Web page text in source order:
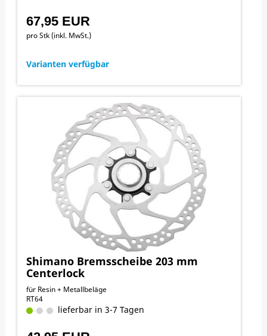
67,95 EUR
pro Stk (inkl. MwSt.)
Varianten verfügbar
Shimano Bremsscheibe 203 mm
Centerlock
für Resin + Metallbeläge
RT64
lieferbar in 3-7 Tagen